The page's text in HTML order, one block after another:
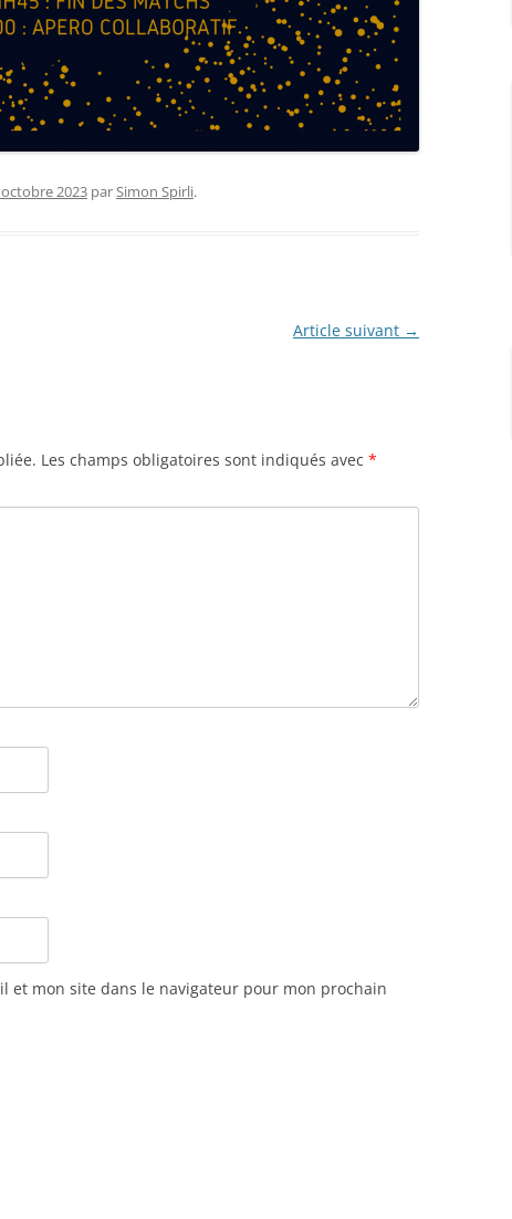
2023 parSimon Spirli.
Article suivant →
Les champs obligatoires sont indiqués avec *
et mon site dans le navigateur pour mon prochain